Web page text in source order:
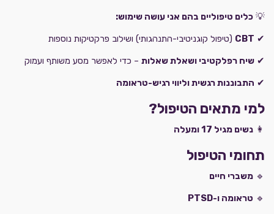
💡 כלים טיפוליים בהם אני עושה שימוש:
✔
CBT (טיפול קוגניטיבי-התנהגותי) ושילוב פרקטיקות נוספות
✔ שיח רפלקטיבי ושאלת שאלות – כדי לאפשר מסע משותף ועמוק
✔ התבוננות רגשית וליווי רגיש-טראומה
למי מתאים הטיפול?
👩 נשים מגיל 17 ומעלה
תחומי הטיפול
🔹 משברי חיים
🔹 טראומה ו-PTSD